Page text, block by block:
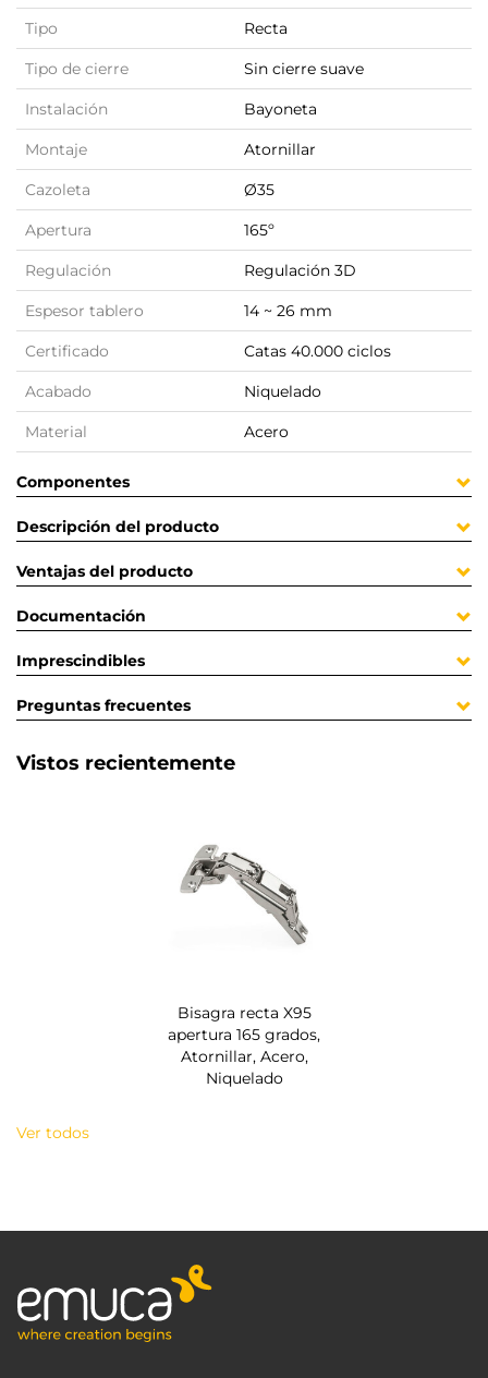
Tipo Recta
Tipo de cierre Sin cierre suave
Instalación Bayoneta
Montaje Atornillar
Cazoleta Ø35
Apertura 165º
Regulación Regulación 3D
Espesor tablero 14 ~ 26 mm
Certificado Catas 40.000 ciclos
Acabado Niquelado
Material Acero
Componentes
Descripción del producto
Ventajas del producto
Documentación
Imprescindibles
Preguntas frecuentes
Vistos recientemente
Bisagra recta X95
apertura 165 grados,
Atornillar, Acero,
Niquelado
Ver todos